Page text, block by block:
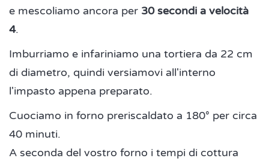
e mescoliamo ancora per 30 secondi a velocità
4.
Imburriamo e infariniamo una tortiera da 22 cm
di diametro, quindi versiamovi all'interno
l'impasto appena preparato.
Cuociamo in forno preriscaldato a 180° per circa
40 minuti.
A seconda del vostro forno i tempi di cottura